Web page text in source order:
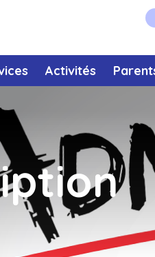
Activités